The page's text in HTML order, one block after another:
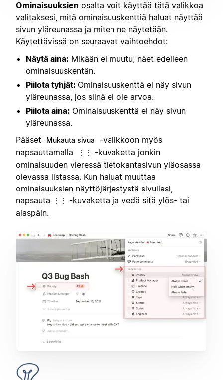
Ominaisuuksien osalta voit käyttää tätä valikkoa
valitaksesi, mitä ominaisuuskenttiä haluat näyttää
sivun yläreunassa ja miten ne näytetään.
Käytettävissä on seuraavat vaihtoehdot:
Näytä aina: Mikään ei muutu, näet edelleen
ominaisuuskentän.
Piilota tyhjät: Ominaisuuskenttä ei näy sivun
yläreunassa, jos siinä ei ole arvoa.
Piilota aina: Ominaisuuskenttä ei näy sivun
yläreunassa.
Pääset
Mukauta sivua
-valikkoon myös
napsauttamalla
⋮⋮
-kuvaketta jonkin
ominaisuuden vieressä tietokantasivun yläosassa
olevassa listassa. Kun haluat muuttaa
ominaisuuksien näyttöjärjestystä sivullasi,
napsauta
⋮⋮
-kuvaketta ja vedä sitä ylös- tai
alaspäin.